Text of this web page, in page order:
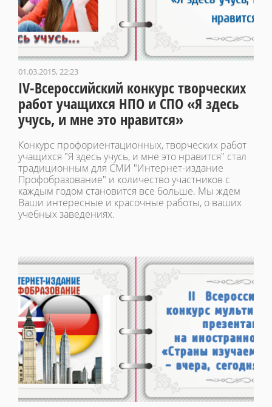
01.03.2015, 22:23
IV-Всероссийский конкурс творческих
работ учащихся НПО и СПО «Я здесь
учусь, и мне это нравится»
Конкурс профориентационных, творческих работ
учащихся "Я здесь учусь, и мне это нравится" стал
традиционным для СМИ "Интернет-издание
Профобразование" и количество участников с
каждым годом становится все больше. Мы ждем
Ваши интересные и красочные работы, о ваших
учебных заведениях.